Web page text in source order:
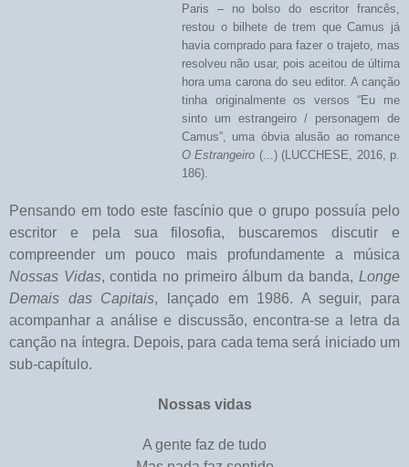
Paris – no bolso do escritor francês,
restou o bilhete de trem que Camus já
havia comprado para fazer o trajeto, mas
resolveu não usar, pois aceitou de última
hora uma carona do seu editor. A canção
tinha originalmente os versos “Eu me
sinto um estrangeiro / personagem de
Camus”, uma óbvia alusão ao romance
O Estrangeiro (...) (LUCCHESE, 2016, p.
186).
Pensando em todo este fascínio que o grupo possuía pelo
escritor e pela sua filosofia, buscaremos discutir e
compreender um pouco mais profundamente a música
Nossas Vidas, contida no primeiro álbum da banda, Longe
Demais das Capitais, lançado em 1986. A seguir, para
acompanhar a análise e discussão, encontra-se a letra da
canção na íntegra. Depois, para cada tema será iniciado um
sub-capítulo.
Nossas vidas
A gente faz de tudo